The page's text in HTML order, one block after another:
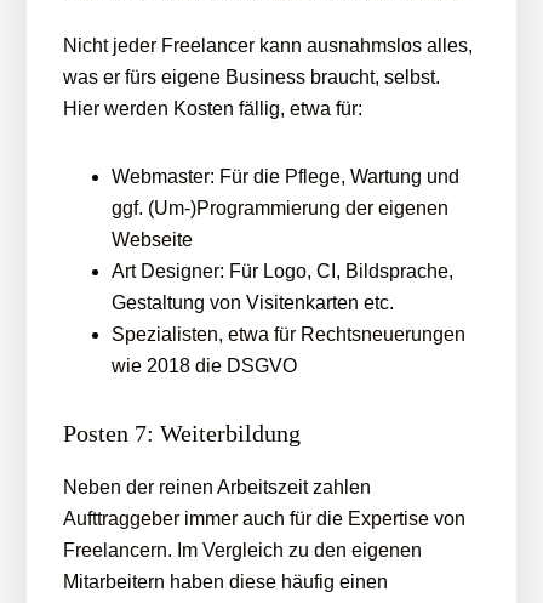
Nicht jeder Freelancer kann ausnahmslos alles,
was er fürs eigene Business braucht, selbst.
Hier werden Kosten fällig, etwa für:
Webmaster: Für die Pflege, Wartung und
ggf. (Um-)Programmierung der eigenen
Webseite
Art Designer: Für Logo, CI, Bildsprache,
Gestaltung von Visitenkarten etc.
Spezialisten, etwa für Rechtsneuerungen
wie 2018 die DSGVO
Posten 7: Weiterbildung
Neben der reinen Arbeitszeit zahlen
Aufttraggeber immer auch für die Expertise von
Freelancern. Im Vergleich zu den eigenen
Mitarbeitern haben diese häufig einen